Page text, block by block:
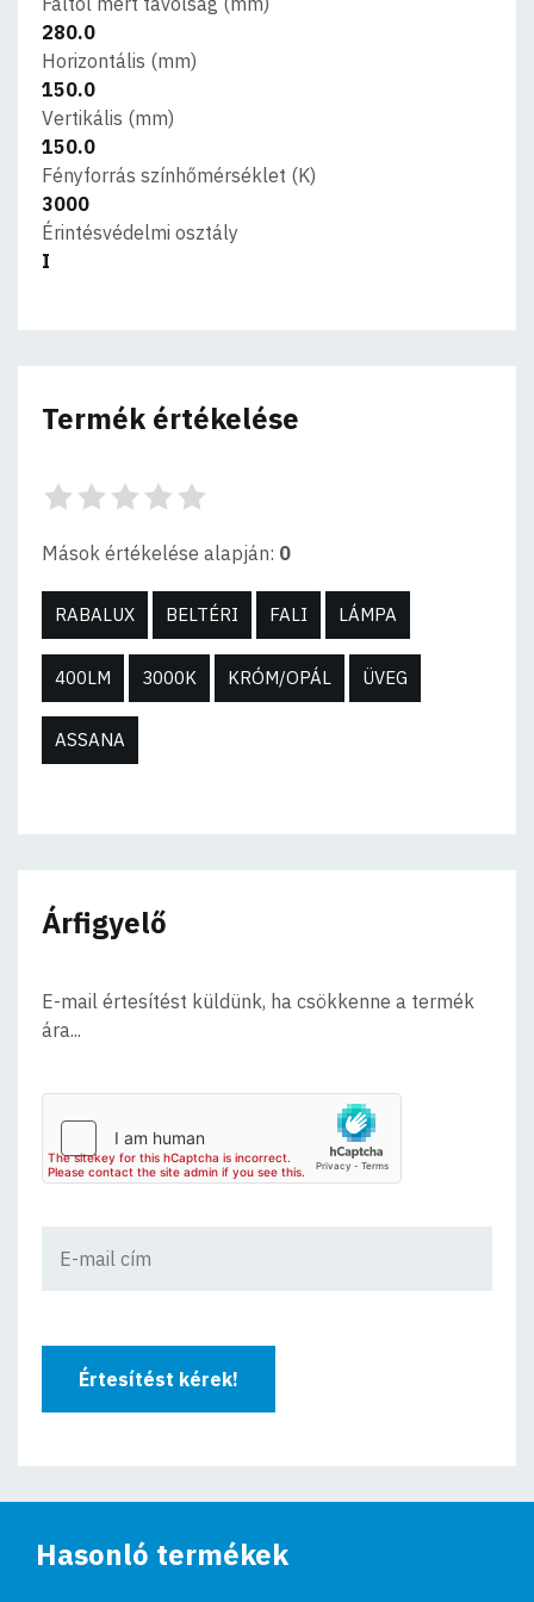
280.0
Horizontális (mm)
150.0
Vertikális (mm)
150.0
Fényforrás színhőmérséklet (K)
3000
Érintésvédelmi osztály
I
Termék értékelése
Mások értékelése alapján: 0
RABALUX BELTÉRI FALI LÁMPA
400LM 3000K KRÓM/OPÁL ÜVEG
ASSANA
Árfigyelő
E-mail értesítést küldünk, ha csökkenne a termék
ára...
Értesítést kérek!
Hasonló termékek